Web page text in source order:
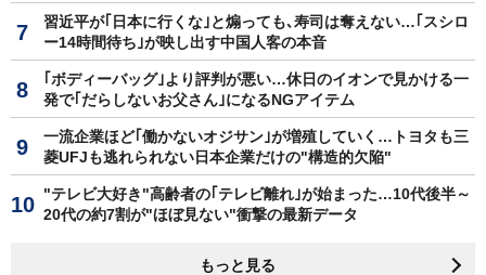
習近平が｢日本に行くな｣と煽っても､寿司は奪えない…｢スシロ
ー14時間待ち｣が映し出す中国人客の本音
｢ボディーバッグ｣より評判が悪い…休日のイオンで見かける一
発で｢だらしないお父さん｣になるNGアイテム
一流企業ほど｢働かないオジサン｣が増殖していく…トヨタも三
菱UFJも逃れられない日本企業だけの"構造的欠陥"
"テレビ大好き"高齢者の｢テレビ離れ｣が始まった…10代後半～
20代の約7割が"ほぼ見ない"衝撃の最新データ
もっと見る